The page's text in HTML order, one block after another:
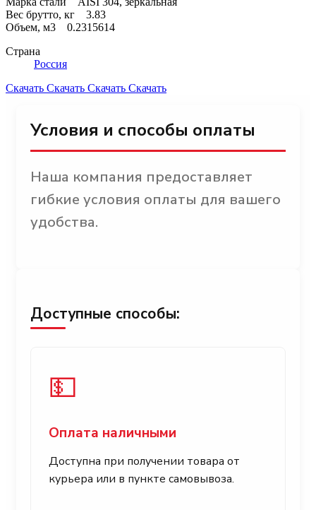
Вес брутто, кг 3.83
Объем, м3 0.2315614
Страна
Россия
Скачать Скачать Скачать Скачать
Условия и способы оплаты
Наша компания предоставляет
гибкие условия оплаты для вашего
удобства.
Доступные способы:
💵
Оплата наличными
Доступна при получении товара от
курьера или в пункте самовывоза.